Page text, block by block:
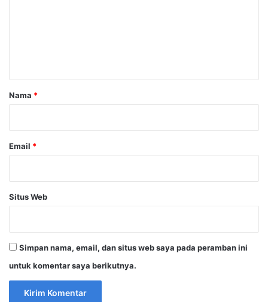
r
Nama *
Email *
Situs Web
Simpan nama, email, dan situs web saya pada peramban ini
untuk komentar saya berikutnya.